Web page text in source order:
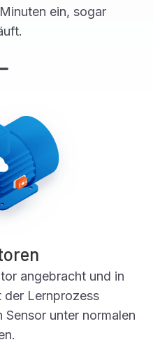
ein, sogar
angebracht und in
der Lernprozess
Sensor unter normalen